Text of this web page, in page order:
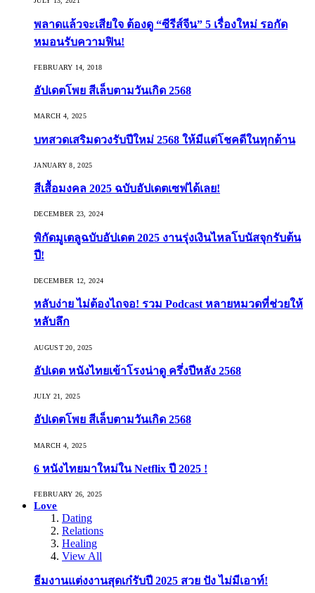
พลาดแล้วจะเสียใจ ต้องดู “ซีรีส์จีน” 5 เรื่องใหม่ รอกัด
หมอนรับความฟิน!
FEBRUARY 14, 2018
อัปเดตโพย สีเล็บตามวันเกิด 2568
MARCH 4, 2025
บทสวดเสริมดวงรับปีใหม่ 2568 ให้มีแต่โชคดีในทุกด้าน
JANUARY 8, 2025
สีเสื้อมงคล 2025 ฉบับอัปเดตเซฟได้เลย!
DECEMBER 23, 2024
พิกัดมูเตลูฉบับอัปเดต 2025 งานรุ่งเงินไหลโบนัสจุกรับต้น
ปี!
DECEMBER 12, 2024
หลับง่าย ไม่ต้องไถจอ! รวม Podcast หลายหมวดที่ช่วยให้
หลับลึก
AUGUST 20, 2025
อัปเดต หนังไทยเข้าโรงน่าดู ครึ่งปีหลัง 2568
JULY 21, 2025
อัปเดตโพย สีเล็บตามวันเกิด 2568
MARCH 4, 2025
6 หนังไทยมาใหม่ใน Netflix ปี 2025 !
FEBRUARY 26, 2025
Love
Dating
Relations
Healing
View All
ธีมงานแต่งงานสุดเก๋รับปี 2025 สวย ปัง ไม่มีเอาท์!